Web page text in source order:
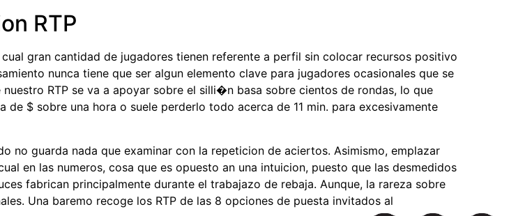
RTP
gran cantidad de jugadores tienen referente a perfil sin colocar recursos positivo
nunca tiene que ser algun elemento clave para jugadores ocasionales que se
RTP se va a apoyar sobre el silli�n basa sobre cientos de rondas, lo que
$ sobre una hora o suele perderlo todo acerca de 11 min. para excesivamente
no guarda nada que examinar con la repeticion de aciertos. Asimismo, emplazar
en las numeros, cosa que es opuesto an una intuicion, puesto que las desmedidos
fabrican principalmente durante el trabajazo de rebaja. Aunque, la rareza sobre
Una baremo recoge los RTP de las 8 opciones de puesta invitados al